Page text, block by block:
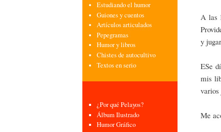
Estudiando el humor
Guiones y cuentos
Artículos articulados
Pepegramas
Humor y libros
Chistes de autocultivo
Textos en serio
¿Por qué Pelayos?
Álbum Ilustrado
Humor Gráfico
A las
y
ESe
mis
varios
Me